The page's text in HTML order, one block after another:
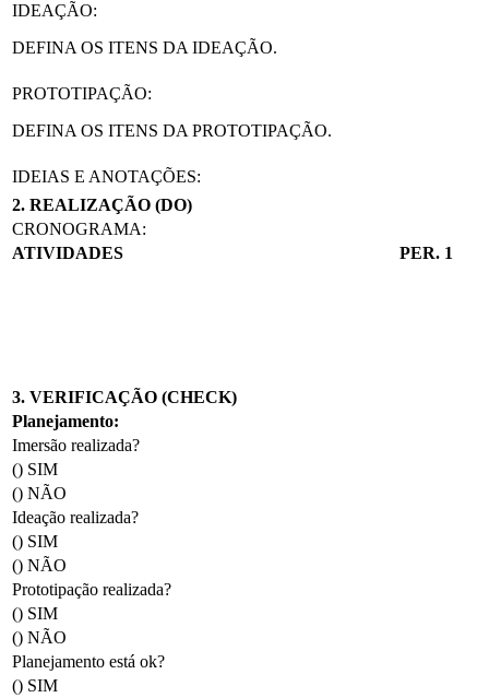
IDEAÇÃO:
DEFINA OS ITENS DA IDEAÇÃO.
PROTOTIPAÇÃO:
DEFINA OS ITENS DA PROTOTIPAÇÃO.
IDEIAS E ANOTAÇÕES:
2. REALIZAÇÃO (DO)
CRONOGRAMA:
ATIVIDADES
PER. 1
3. VERIFICAÇÃO (CHECK)
Planejamento:
Imersão realizada?
() SIM
() NÃO
Ideação realizada?
() SIM
() NÃO
Prototipação realizada?
() SIM
() NÃO
Planejamento está ok?
() SIM